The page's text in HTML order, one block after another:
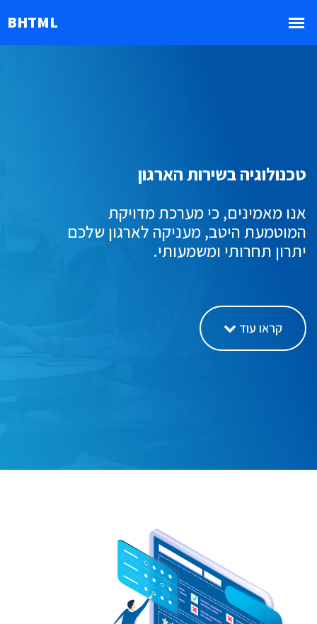
טכנולוגיה בשירות הארגון
אנו מאמינים, כי מערכת מדויקת
המוטמעת היטב, מעניקה לארגון שלכם
יתרון תחרותי ומשמעותי.
קראו עוד